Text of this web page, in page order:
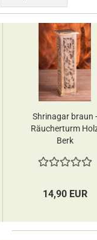
Shrinagar braun -
Räucherturm
Berk
14,90 EUR